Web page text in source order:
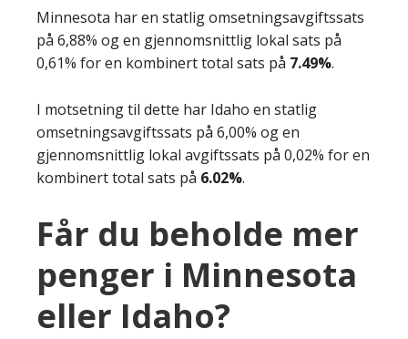
Minnesota har en statlig omsetningsavgiftssats
på 6,88% og en gjennomsnittlig lokal sats på
0,61% for en kombinert total sats på 7.49%.
I motsetning til dette har Idaho en statlig
omsetningsavgiftssats på 6,00% og en
gjennomsnittlig lokal avgiftssats på 0,02% for en
kombinert total sats på 6.02%.
Får du beholde mer
penger i Minnesota
eller Idaho?